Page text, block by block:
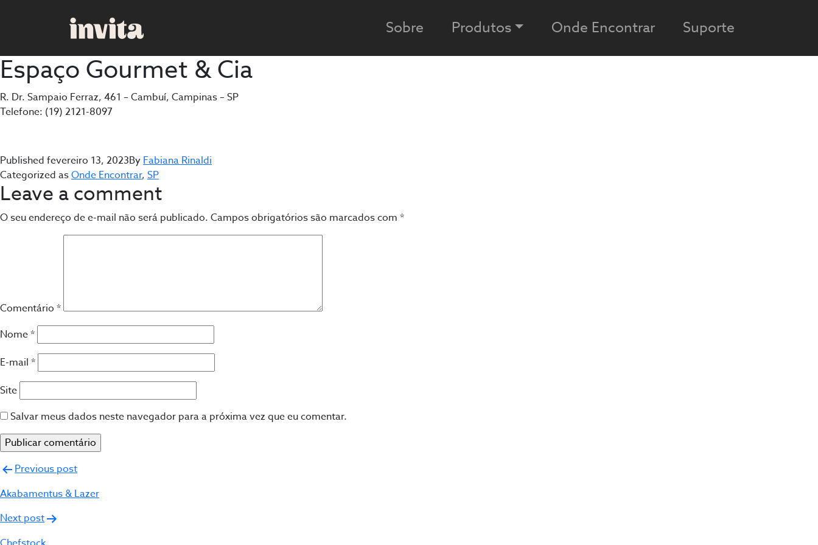
Sobre Produtos Onde Encontrar Suporte
Espaço Gourmet & Cia
R. Dr. Sampaio Ferraz, 461 – Cambuí, Campinas – SP
Telefone: (19) 2121-8097
Published fevereiro 13, 2023ByFabiana Rinaldi
Categorized asOnde Encontrar, SP
Leave a comment
O seu endereço de e-mail não será publicado. Campos obrigatórios são marcados com *
Comentário *
Nome*
E-mail *
Site
Salvar meus dados neste navegador para a próxima vez que eu comentar.
Navegação
de
Post
Previous post
Akabamentus & Lazer
Next post